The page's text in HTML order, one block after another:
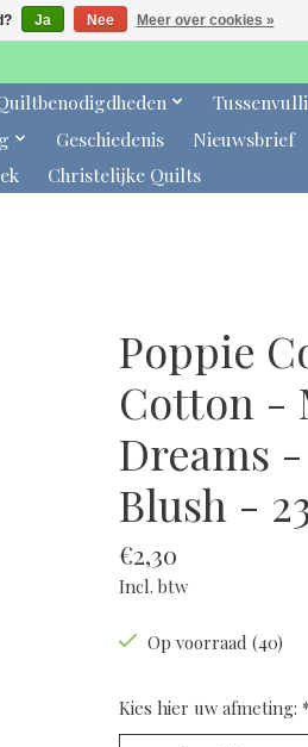
Geschiedenis Nieuwsbrief
Christelijke Quilts
Poppie
Cotton -
Dreams
Blush -
€2,30
Incl. btw
Op voorraad (40)
Kies hier uw afmeting: *
Ja Nee Meer over cookies »